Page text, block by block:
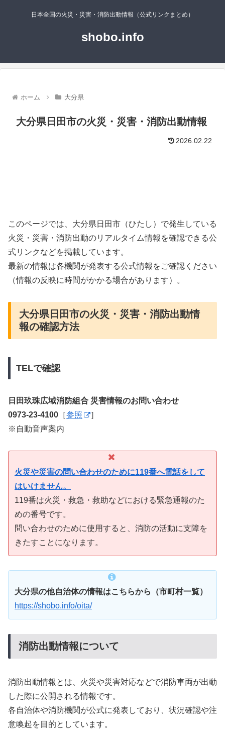
日本全国の火災・災害・消防出動情報（公式リンクまとめ）
shobo.info
ホーム 大分県
大分県日田市の火災・災害・消防出動情報
2026.02.22
このページでは、大分県日田市（ひたし）で発生している
火災・災害・消防出動のリアルタイム情報を確認できる公
式リンクなどを掲載しています。
最新の情報は各機関が発表する公式情報をご確認ください
（情報の反映に時間がかかる場合があります）。
大分県日田市の火災・災害・消防出動情
報の確認方法
TELで確認
日田玖珠広域消防組合 災害情報のお問い合わせ
0973-23-4100 ［参照
］
※自動音声案内
火災や災害の問い合わせのために119番へ電話をして
はいけません。
119番は火災・救急・救助などにおける緊急通報のた
めの番号です。
問い合わせのために使用すると、消防の活動に支障を
きたすことになります。
大分県の他自治体の情報はこちらから（市町村一覧）
https://shobo.info/oita/
消防出動情報について
消防出動情報とは、火災や災害対応などで消防車両が出動
した際に公開される情報です。
各自治体や消防機関が公式に発表しており、状況確認や注
意喚起を目的としています。